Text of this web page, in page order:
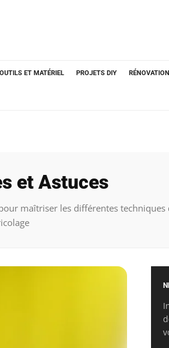
OUTILS ET MATÉRIEL PROJETS DIY
et Astuces
maîtriser les différentes techniques